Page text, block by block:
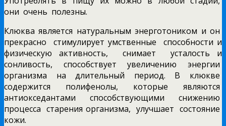
они очень полезны.
Клюква является натуральным энерготоником и он
прекрасно стимулирует умственные способности и
физическую активность, снимает усталость и
сонливость, способствует увеличению энергии
организма на длительный период. В клюкве
содержится полифенолы, которые являются
антиокседантами способствующими снижению
процесса старения организма, улучшает состояние
кожи.